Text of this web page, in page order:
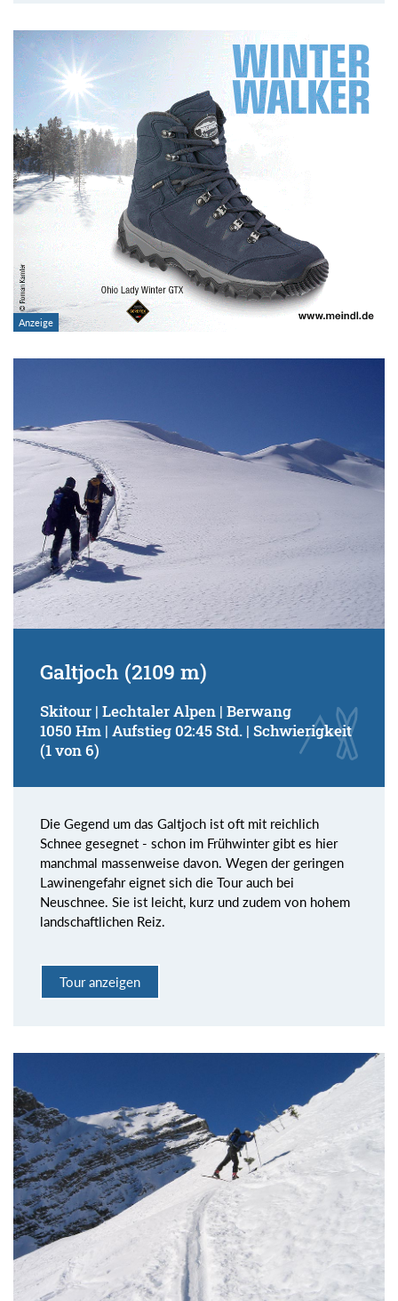
Galtjoch (2109 m)
Skitour | Lechtaler Alpen | Berwang
1050 Hm | Aufstieg 02:45 Std. | Schwierigkeit
(1 von 6)
Die Gegend um das Galtjoch ist oft mit reichlich
Schnee gesegnet - schon im Frühwinter gibt es hier
manchmal massenweise davon. Wegen der geringen
Lawinengefahr eignet sich die Tour auch bei
Neuschnee. Sie ist leicht, kurz und zudem von hohem
landschaftlichen Reiz.
Tour anzeigen